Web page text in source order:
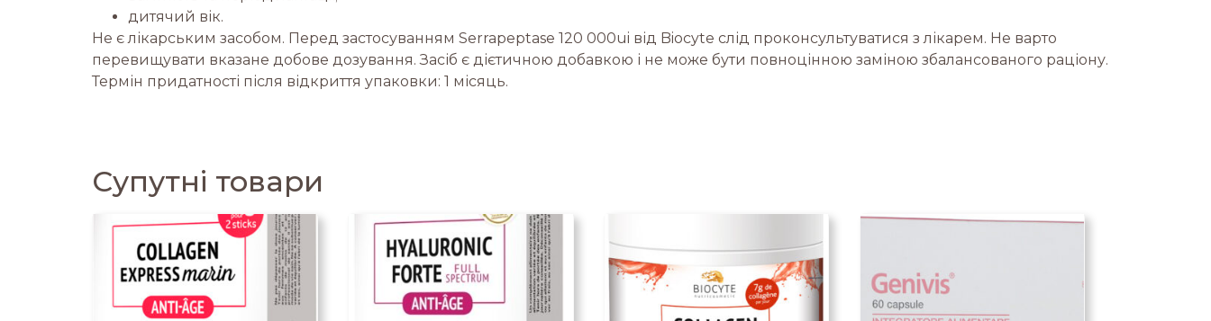
дитячий вік.
Не є лікарським засобом. Перед застосуванням Serrapeptase 120 000ui від Biocyte слід проконсультуватися з лікарем. Не варто
перевищувати вказане добове дозування. Засіб є дієтичною добавкою і не може бути повноцінною заміною збалансованого раціону.
Термін придатності після відкриття упаковки: 1 місяць.
Супутні товари